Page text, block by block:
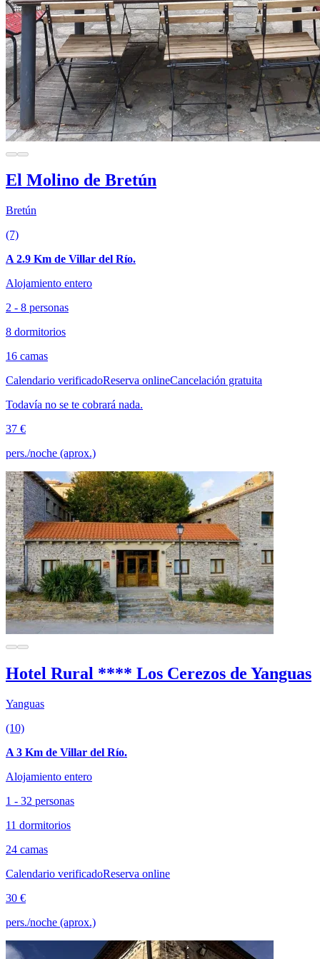
El Molino de Bretún
Bretún
(7)
A 2.9 Km de Villar del Río.
Alojamiento entero
2 - 8 personas
8 dormitorios
16 camas
Calendario verificadoReserva onlineCancelación gratuita
Todavía no se te cobrará nada.
37 €
pers./noche (aprox.)
Hotel Rural **** Los Cerezos de Yanguas
Yanguas
(10)
A 3 Km de Villar del Río.
Alojamiento entero
1 - 32 personas
11 dormitorios
24 camas
Calendario verificadoReserva online
30 €
pers./noche (aprox.)